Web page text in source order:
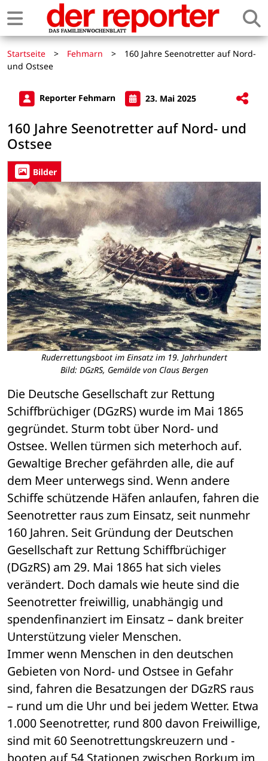
Startseite > Fehmarn >
160 Jahre Seenotretter auf Nord-
und Ostsee
Reporter Fehmarn 23. Mai 2025
160 Jahre Seenotretter auf Nord- und
Ostsee
Bilder
Ruderrettungsboot im Einsatz im 19. Jahrhundert
Bild: DGzRS, Gemälde von Claus Bergen
Die Deutsche Gesellschaft zur Rettung
Schiffbrüchiger (DGzRS) wurde im Mai 1865
gegründet. Sturm tobt über Nord- und
Ostsee. Wellen türmen sich meterhoch auf.
Gewaltige Brecher gefährden alle, die auf
dem Meer unterwegs sind. Wenn andere
Schiffe schützende Häfen anlaufen, fahren die
Seenotretter raus zum Einsatz, seit nunmehr
160 Jahren. Seit Gründung der Deutschen
Gesellschaft zur Rettung Schiffbrüchiger
(DGzRS) am 29. Mai 1865 hat sich vieles
verändert. Doch damals wie heute sind die
Seenotretter freiwillig, unabhängig und
spendenfinanziert im Einsatz – dank breiter
Unterstützung vieler Menschen.
Immer wenn Menschen in den deutschen
Gebieten von Nord- und Ostsee in Gefahr
sind, fahren die Besatzungen der DGzRS raus
– rund um die Uhr und bei jedem Wetter. Etwa
1.000 Seenotretter, rund 800 davon Freiwillige,
sind mit 60 Seenotrettungskreuzern und -
booten auf 54 Stationen zwischen Borkum im